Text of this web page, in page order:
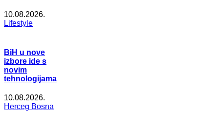
10.08.2026.
Lifestyle
BiH u nove
izbore ide s
novim
tehnologijama
10.08.2026.
Herceg Bosna